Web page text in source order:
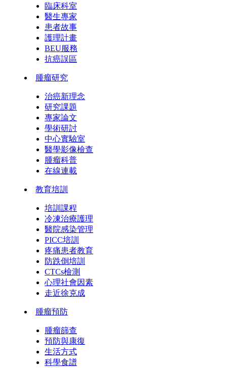
臨床科室
醫生專家
患者故事
護理計畫
BEU服務
抗癌誤區
腫瘤研究
治癌新理念
研究課題
專家論文
學術研討
中心實驗室
醫學影像檢查
腫瘤科普
在線連載
教育培訓
培訓課程
冷凍治療護理
醫院感染管理
PICC培訓
疼痛患者教育
防跌倒培訓
CTCs檢測
心理社會因素
走近徐克成
腫瘤預防
腫瘤篩查
預防與康復
生活方式
科學食譜